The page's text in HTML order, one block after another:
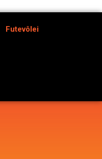
Futevôlei